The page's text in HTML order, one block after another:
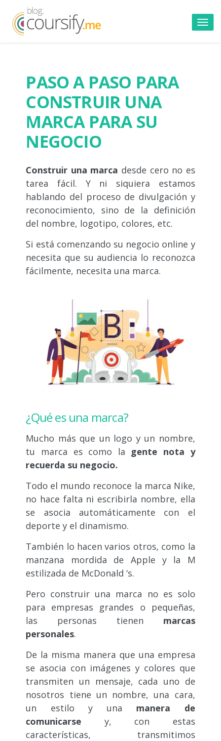
PASO A PASO PARA
CONSTRUIR UNA
MARCA PARA SU
NEGOCIO
Construir una marca desde cero no es
tarea fácil. Y ni siquiera estamos
hablando del proceso de divulgación y
reconocimiento, sino de la definición
del nombre, logotipo, colores, etc.
Si está comenzando su negocio online y
necesita que su audiencia lo reconozca
fácilmente, necesita una marca.
¿Qué es una marca?
Mucho más que un logo y un nombre,
tu marca es como la gente nota y
recuerda su negocio.
Todo el mundo reconoce la marca Nike,
no hace falta ni escribirla nombre, ella
se asocia automáticamente con el
deporte y el dinamismo.
También lo hacen varios otros, como la
manzana mordida de Apple y la M
estilizada de McDonald ‘s.
Pero construir una marca no es solo
para empresas grandes o pequeñas,
las personas tienen marcas
personales.
De la misma manera que una empresa
se asocia con imágenes y colores que
transmiten un mensaje, cada uno de
nosotros tiene un nombre, una cara,
un estilo y una manera de
comunicarse y, con estas
características, transmitimos